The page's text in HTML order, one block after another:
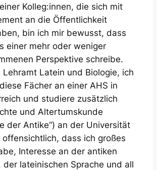
Kolleg:innen, die sich mit
an die Öffentlichkeit
bin ich mir bewusst, dass
einer mehr oder weniger
Perspektive schreibe.
Lehramt Latein und Biologie, ich
Fächer an einer AHS in
und studiere zusätzlich
und Altertumskunde
der Antike“) an der Universität
offensichtlich, dass ich großes
Interesse an der antiken
der lateinischen Sprache und all